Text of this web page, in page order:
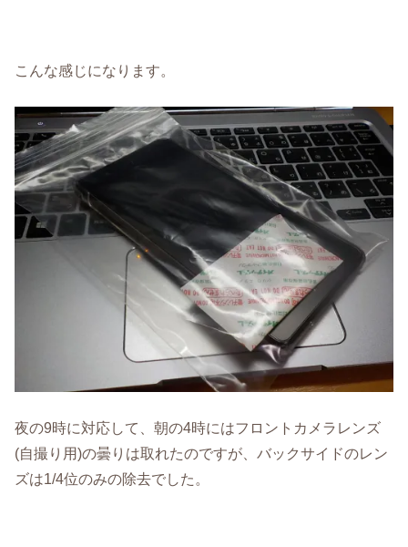
こんな感じになります。
夜の9時に対応して、朝の4時にはフロントカメラレンズ
(自撮り用)の曇りは取れたのですが、バックサイドのレン
ズは1/4位のみの除去でした。